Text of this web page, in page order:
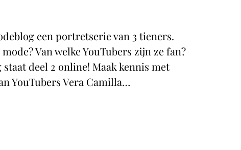
een portretserie van 3 tieners.
Van welke YouTubers zijn ze fan?
deel 2 online! Maak kennis met
YouTubers Vera Camilla…